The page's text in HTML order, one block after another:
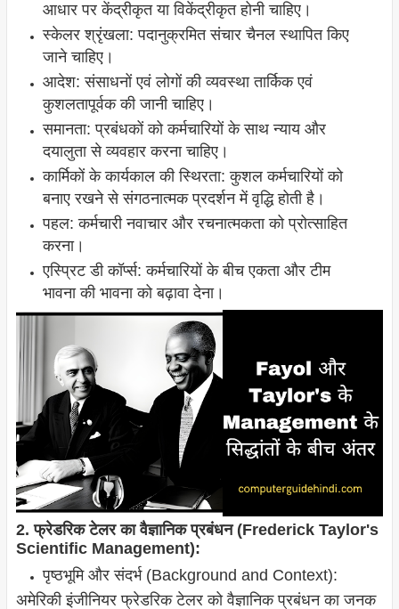
आधार पर केंद्रीकृत या विकेंद्रीकृत होनी चाहिए।
स्केलर श्रृंखला: पदानुक्रमित संचार चैनल स्थापित किए
जाने चाहिए।
आदेश: संसाधनों एवं लोगों की व्यवस्था तार्किक एवं
कुशलतापूर्वक की जानी चाहिए।
समानता: प्रबंधकों को कर्मचारियों के साथ न्याय और
दयालुता से व्यवहार करना चाहिए।
कार्मिकों के कार्यकाल की स्थिरता: कुशल कर्मचारियों को
बनाए रखने से संगठनात्मक प्रदर्शन में वृद्धि होती है।
पहल: कर्मचारी नवाचार और रचनात्मकता को प्रोत्साहित
करना।
एस्प्रिट डी कॉर्प्स: कर्मचारियों के बीच एकता और टीम
भावना की भावना को बढ़ावा देना।
2. फ्रेडरिक टेलर का वैज्ञानिक प्रबंधन (Frederick Taylor's
Scientific Management):
पृष्ठभूमि और संदर्भ (Background and Context):
अमेरिकी इंजीनियर फ्रेडरिक टेलर को वैज्ञानिक प्रबंधन का जनक